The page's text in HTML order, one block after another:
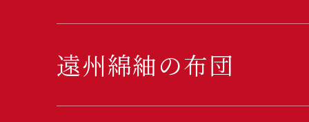
遠州綿紬の布団